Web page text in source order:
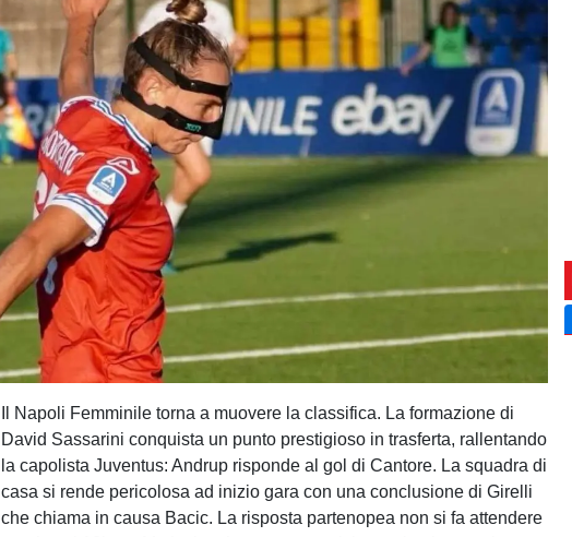
Il Napoli Femminile torna a muovere la classifica. La formazione di
David Sassarini conquista un punto prestigioso in trasferta, rallentando
la capolista Juventus: Andrup risponde al gol di Cantore. La squadra di
casa si rende pericolosa ad inizio gara con una conclusione di Girelli
che chiama in causa Bacic. La risposta partenopea non si fa attendere